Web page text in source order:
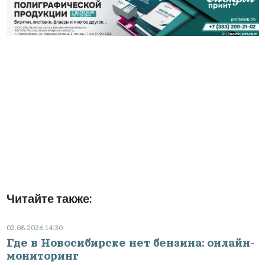
Читайте также:
02.08.2026 14:30
Где в Новосибирске нет бензина: онлайн-
мониторинг